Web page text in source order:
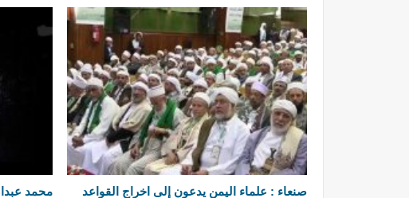
صنعاء : علماء اليمن يدعون إلى اخراج القواعد محمد